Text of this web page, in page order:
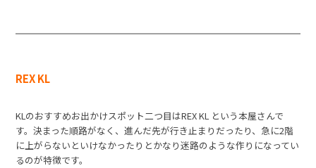
REX KL
KLのおすすめお出かけスポット二つ目はREX KL という本屋さんで
す。決まった順路がなく、進んだ先が行き止まりだったり、急に2階
に上がらないといけなかったりとかなり迷路のような作りになってい
るのが特徴です。